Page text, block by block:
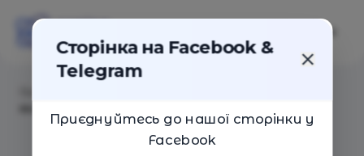
Сторінка на Facebook &
Telegram
Приєднуйтесь до нашої сторінки у
Facebook